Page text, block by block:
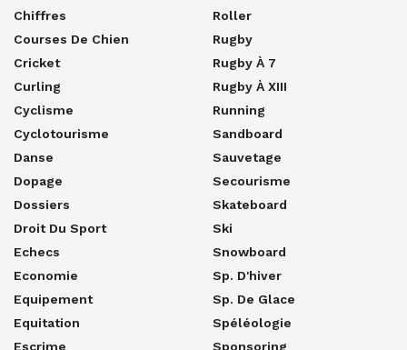
Chiffres
Courses De Chien
Cricket
Curling
Cyclisme
Cyclotourisme
Danse
Dopage
Dossiers
Droit Du Sport
Echecs
Economie
Equipement
Equitation
Escrime
Roller
Rugby
Rugby À 7
Rugby À XIII
Running
Sandboard
Sauvetage
Secourisme
Skateboard
Ski
Snowboard
Sp. D'hiver
Sp. De Glace
Spéléologie
Sponsoring